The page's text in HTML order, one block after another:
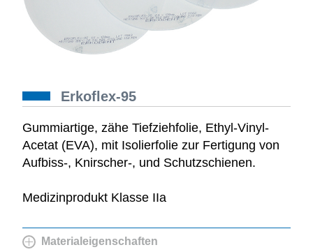
Erkoflex-95
Gummiartige, zähe Tiefziehfolie, Ethyl-Vinyl-
Acetat (EVA), mit Isolierfolie zur Fertigung von
Aufbiss-, Knirscher-, und Schutzschienen.
Medizinprodukt Klasse IIa
Materialeigenschaften